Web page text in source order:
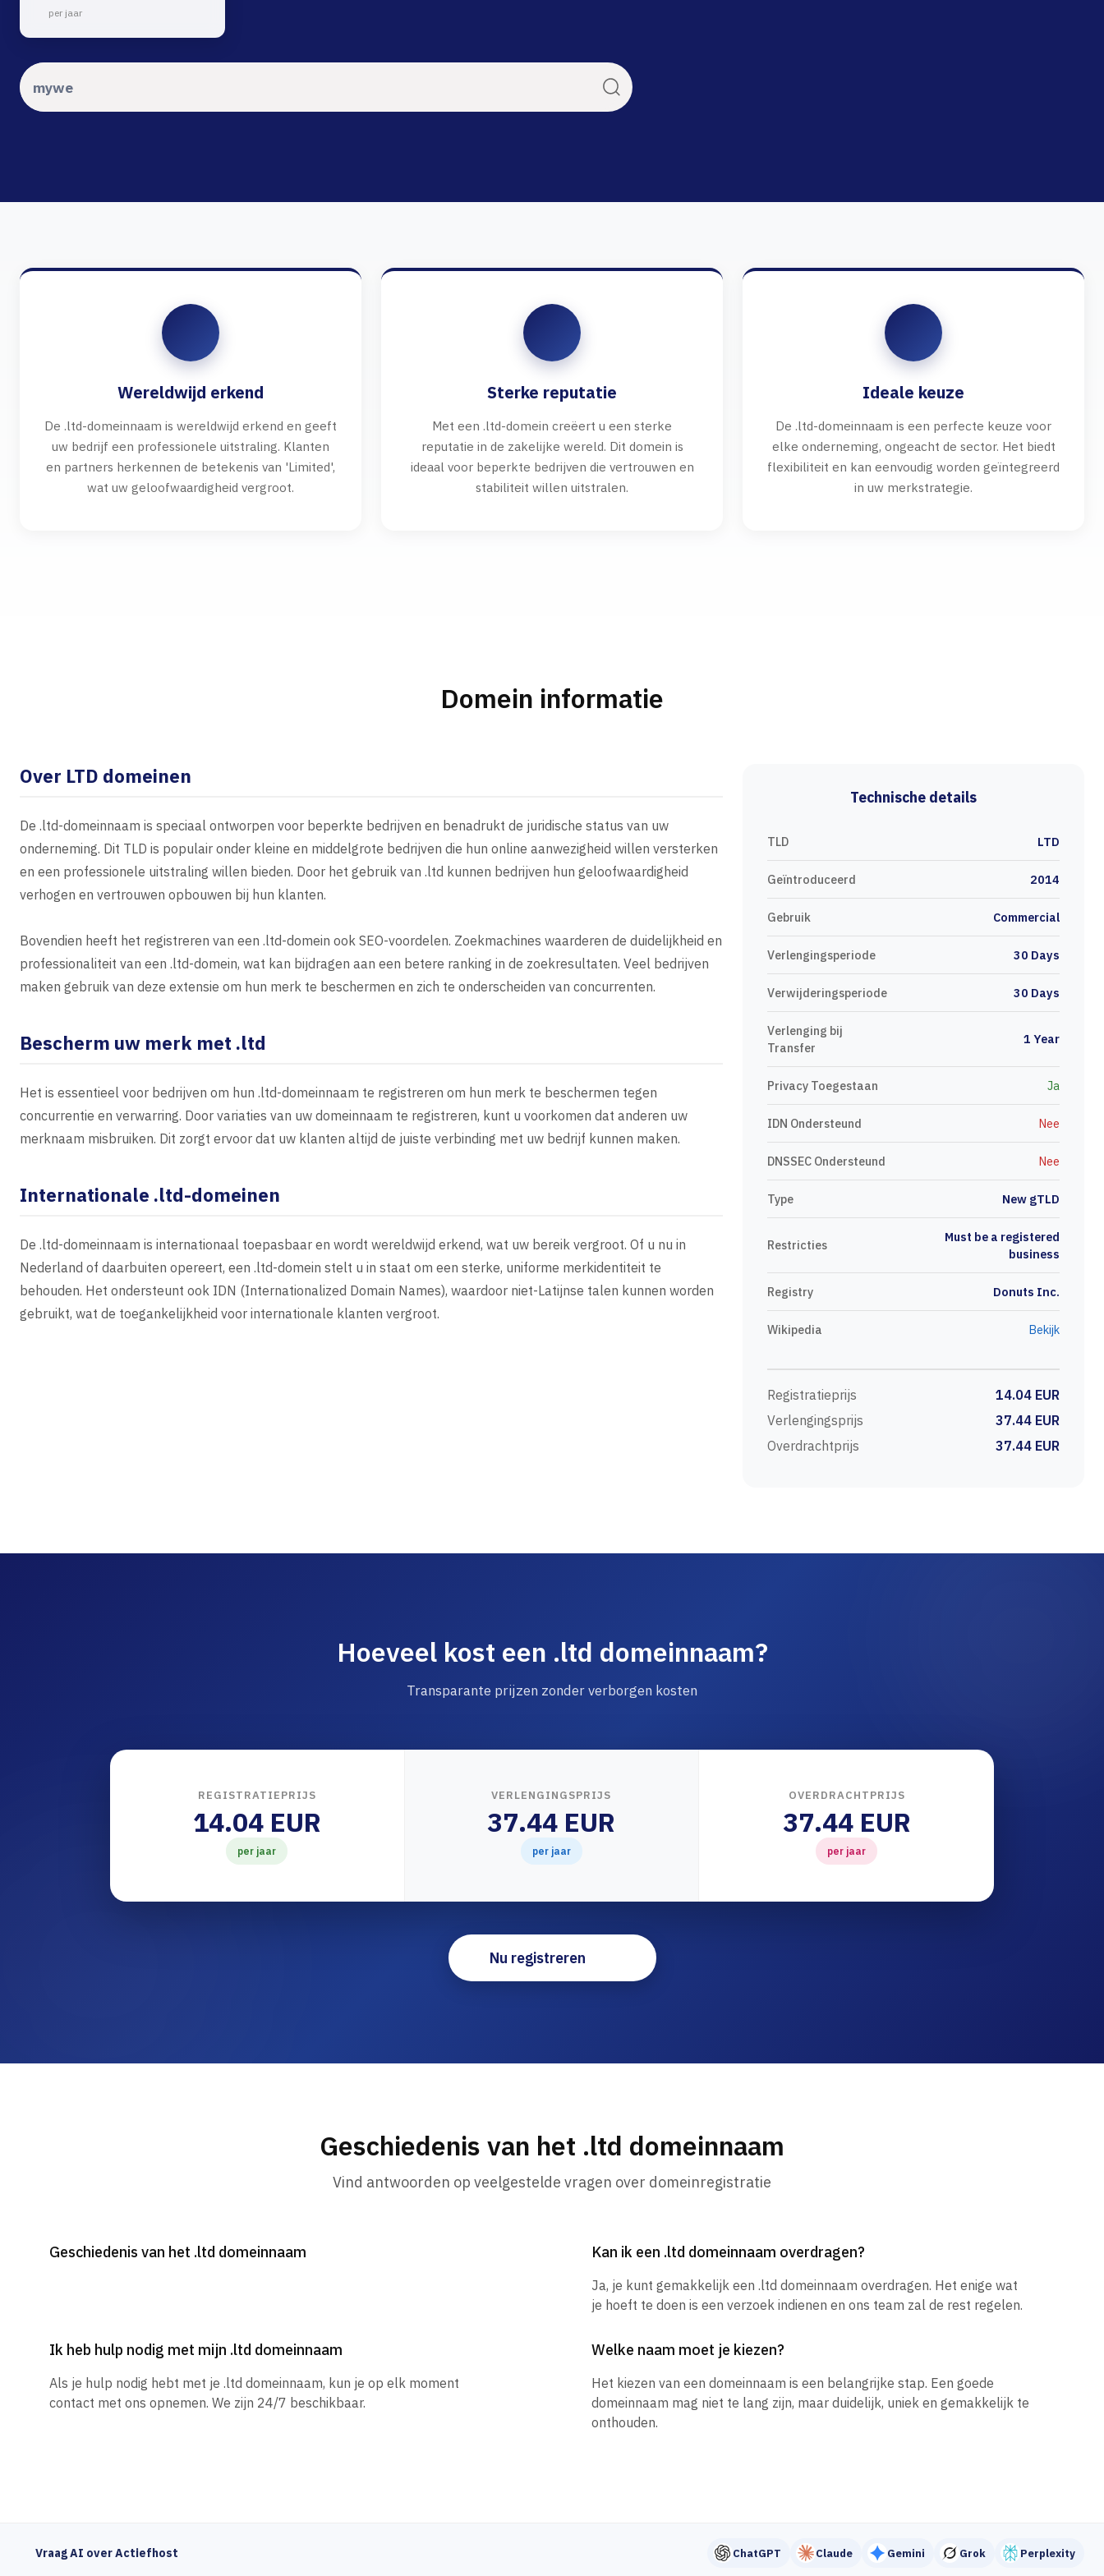
per jaar
Wereldwijd erkend
De .ltd-domeinnaam is wereldwijd erkend en geeft
uw bedrijf een professionele uitstraling. Klanten
en partners herkennen de betekenis van 'Limited',
wat uw geloofwaardigheid vergroot.
Sterke reputatie
Met een .ltd-domein creëert u een sterke
reputatie in de zakelijke wereld. Dit domein is
ideaal voor beperkte bedrijven die vertrouwen en
stabiliteit willen uitstralen.
Ideale keuze
De .ltd-domeinnaam is een perfecte keuze voor
elke onderneming, ongeacht de sector. Het biedt
flexibiliteit en kan eenvoudig worden geïntegreerd
in uw merkstrategie.
Domein informatie
Over LTD domeinen
De .ltd-domeinnaam is speciaal ontworpen voor beperkte bedrijven en benadrukt de juridische status van uw
onderneming. Dit TLD is populair onder kleine en middelgrote bedrijven die hun online aanwezigheid willen versterken
en een professionele uitstraling willen bieden. Door het gebruik van .ltd kunnen bedrijven hun geloofwaardigheid
verhogen en vertrouwen opbouwen bij hun klanten.
Bovendien heeft het registreren van een .ltd-domein ook SEO-voordelen. Zoekmachines waarderen de duidelijkheid en
professionaliteit van een .ltd-domein, wat kan bijdragen aan een betere ranking in de zoekresultaten. Veel bedrijven
maken gebruik van deze extensie om hun merk te beschermen en zich te onderscheiden van concurrenten.
Bescherm uw merk met .ltd
Het is essentieel voor bedrijven om hun .ltd-domeinnaam te registreren om hun merk te beschermen tegen
concurrentie en verwarring. Door variaties van uw domeinnaam te registreren, kunt u voorkomen dat anderen uw
merknaam misbruiken. Dit zorgt ervoor dat uw klanten altijd de juiste verbinding met uw bedrijf kunnen maken.
Internationale .ltd-domeinen
De .ltd-domeinnaam is internationaal toepasbaar en wordt wereldwijd erkend, wat uw bereik vergroot. Of u nu in
Nederland of daarbuiten opereert, een .ltd-domein stelt u in staat om een sterke, uniforme merkidentiteit te
behouden. Het ondersteunt ook IDN (Internationalized Domain Names), waardoor niet-Latijnse talen kunnen worden
gebruikt, wat de toegankelijkheid voor internationale klanten vergroot.
Technische details
TLD LTD
Geïntroduceerd 2014
Gebruik Commercial
Verlengingsperiode 30 Days
Verwijderingsperiode 30 Days
Verlenging bij
Transfer
1 Year
Privacy Toegestaan Ja
IDN Ondersteund Nee
DNSSEC Ondersteund Nee
Type New gTLD
Restricties
Must be a registered
business
Registry Donuts Inc.
Wikipedia Bekijk
Registratieprijs
14.04 EUR
Verlengingsprijs
37.44 EUR
Overdrachtprijs
37.44 EUR
Hoeveel kost een .ltd domeinnaam?
Transparante prijzen zonder verborgen kosten
REGISTRATIEPRIJS
14.04 EUR
per jaar
VERLENGINGSPRIJS
37.44 EUR
per jaar
OVERDRACHTPRIJS
37.44 EUR
per jaar
Nu registreren
Geschiedenis van het .ltd domeinnaam
Vind antwoorden op veelgestelde vragen over domeinregistratie
Geschiedenis van het .ltd domeinnaam Kan ik een .ltd domeinnaam overdragen?
Ja, je kunt gemakkelijk een .ltd domeinnaam overdragen. Het enige wat
je hoeft te doen is een verzoek indienen en ons team zal de rest regelen.
Ik heb hulp nodig met mijn .ltd domeinnaam
Als je hulp nodig hebt met je .ltd domeinnaam, kun je op elk moment
contact met ons opnemen. We zijn 24/7 beschikbaar.
Welke naam moet je kiezen?
Het kiezen van een domeinnaam is een belangrijke stap. Een goede
domeinnaam mag niet te lang zijn, maar duidelijk, uniek en gemakkelijk te
onthouden.
Vraag AI over Actiefhost ChatGPT Claude Gemini Grok Perplexity